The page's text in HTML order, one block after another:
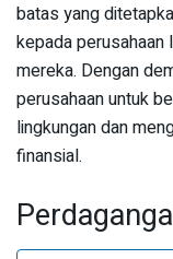
batas yang
kepada perusahaan
mereka. Dengan
perusahaan untuk
lingkungan dan
finansial.